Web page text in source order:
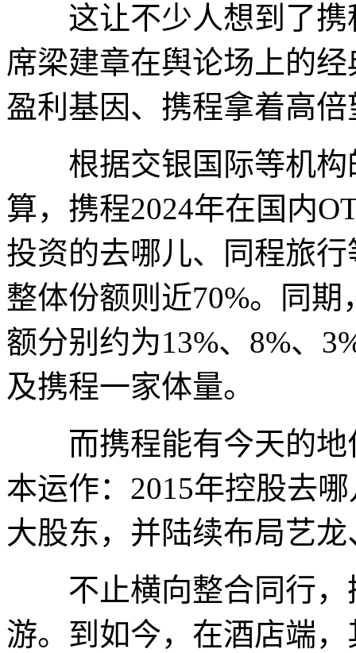
这让不少人想到了携
席梁建章在舆论场上的
盈利基因、携程拿着高
根据交银国际等机构
算，携程2024年在国内
投资的去哪儿、同程旅
整体份额则近70%。同
额分别约为13%、8%、
及携程一家体量。
而携程能有今天的地
本运作：2015年控股去
大股东，并陆续布局艺
不止横向整合同行，
游。到如今，在酒店端